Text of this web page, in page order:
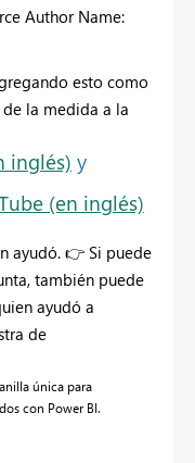
Author Name:
esto como
la medida a la
inglés) y
(en inglés)
ayudó.👉 Si puede
también puede
ayudó a
de
única para
con Power BI.